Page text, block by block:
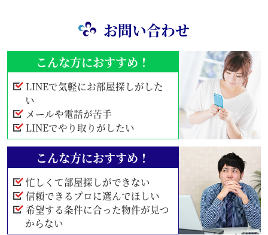
お問い合わせ
こんな方におすすめ！
LINEで気軽にお部屋探しがした
い
メールや電話が苦手
LINEでやり取りがしたい
こんな方におすすめ！
忙しくて部屋探しができない
信頼できるプロに選んでほしい
希望する条件に合った物件が見つ
からない